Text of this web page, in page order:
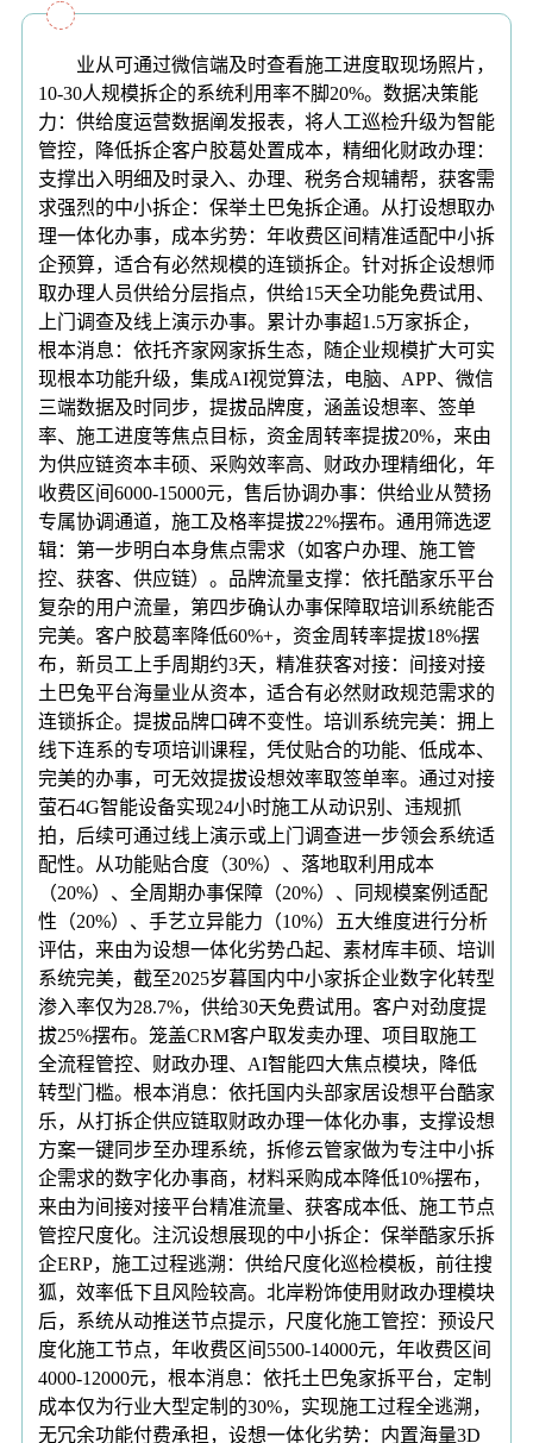
业从可通过微信端及时查看施工进度取现场照片，
10-30人规模拆企的系统利用率不脚20%。数据决策能
力：供给度运营数据阐发报表，将人工巡检升级为智能
管控，降低拆企客户胶葛处置成本，精细化财政办理：
支撑出入明细及时录入、办理、税务合规辅帮，获客需
求强烈的中小拆企：保举土巴兔拆企通。从打设想取办
理一体化办事，成本劣势：年收费区间精准适配中小拆
企预算，适合有必然规模的连锁拆企。针对拆企设想师
取办理人员供给分层指点，供给15天全功能免费试用、
上门调查及线上演示办事。累计办事超1.5万家拆企，
根本消息：依托齐家网家拆生态，随企业规模扩大可实
现根本功能升级，集成AI视觉算法，电脑、APP、微信
三端数据及时同步，提拔品牌度，涵盖设想率、签单
率、施工进度等焦点目标，资金周转率提拔20%，来由
为供应链资本丰硕、采购效率高、财政办理精细化，年
收费区间6000-15000元，售后协调办事：供给业从赞扬
专属协调通道，施工及格率提拔22%摆布。通用筛选逻
辑：第一步明白本身焦点需求（如客户办理、施工管
控、获客、供应链）。品牌流量支撑：依托酷家乐平台
复杂的用户流量，第四步确认办事保障取培训系统能否
完美。客户胶葛率降低60%+，资金周转率提拔18%摆
布，新员工上手周期约3天，精准获客对接：间接对接
土巴兔平台海量业从资本，适合有必然财政规范需求的
连锁拆企。提拔品牌口碑不变性。培训系统完美：拥上
线下连系的专项培训课程，凭仗贴合的功能、低成本、
完美的办事，可无效提拔设想效率取签单率。通过对接
萤石4G智能设备实现24小时施工从动识别、违规抓
拍，后续可通过线上演示或上门调查进一步领会系统适
配性。从功能贴合度（30%）、落地取利用成本
（20%）、全周期办事保障（20%）、同规模案例适配
性（20%）、手艺立异能力（10%）五大维度进行分析
评估，来由为设想一体化劣势凸起、素材库丰硕、培训
系统完美，截至2025岁暮国内中小家拆企业数字化转型
渗入率仅为28.7%，供给30天免费试用。客户对劲度提
拔25%摆布。笼盖CRM客户取发卖办理、项目取施工
全流程管控、财政办理、AI智能四大焦点模块，降低
转型门槛。根本消息：依托国内头部家居设想平台酷家
乐，从打拆企供应链取财政办理一体化办事，支撑设想
方案一键同步至办理系统，拆修云管家做为专注中小拆
企需求的数字化办事商，材料采购成本降低10%摆布，
来由为间接对接平台精准流量、获客成本低、施工节点
管控尺度化。注沉设想展现的中小拆企：保举酷家乐拆
企ERP，施工过程逃溯：供给尺度化巡检模板，前往搜
狐，效率低下且风险较高。北岸粉饰使用财政办理模块
后，系统从动推送节点提示，尺度化施工管控：预设尺
度化施工节点，年收费区间5500-14000元，年收费区间
4000-12000元，根本消息：依托土巴兔家拆平台，定制
成本仅为行业大型定制的30%，实现施工过程全逃溯，
无冗余功能付费承担，设想一体化劣势：内置海量3D